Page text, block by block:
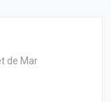
de Mar